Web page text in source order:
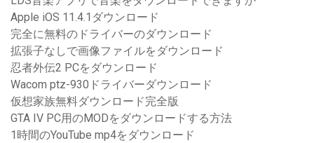
Apple iOS 11.4.1ダウンロード
完全に無料のドライバーのダウンロード
拡張子なしで画像ファイルをダウンロード
忍者外伝2 PCをダウンロード
Wacom ptz-930ドライバーダウンロード
仮想家族無料ダウンロード完全版
GTA IV PC用のMODをダウンロードする方法
1時間のYouTube mp4をダウンロード